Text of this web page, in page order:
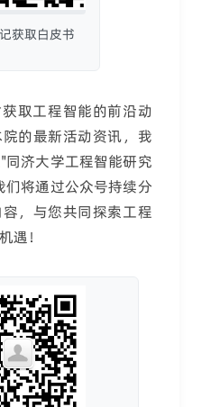
获取白皮书
取工程智能的前沿动
的最新活动资讯，我
济大学工程智能研究
将通过公众号持续分
，与您共同探索工程
遇！